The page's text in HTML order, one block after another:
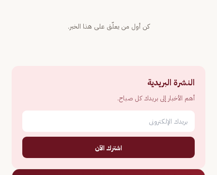
كن أول من يعلّق على هذا الخبر.
النشرة البريدية
أهم الأخبار إلى بريدك كل صباح.
اشترك الآن